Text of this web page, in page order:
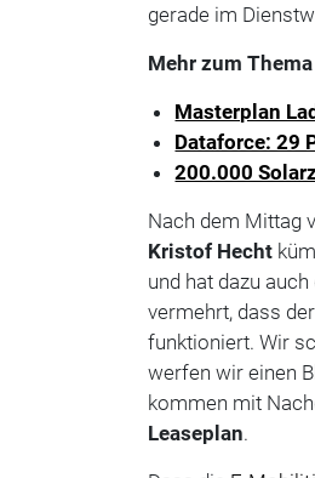
gerade im
Mehr zum Thema
Masterplan
Dataforce: 29
200.000
Nach dem Mittag
Kristof Hecht
und hat dazu
vermehrt, dass
funktioniert. Wir
werfen wir einen
kommen mit
Leaseplan.